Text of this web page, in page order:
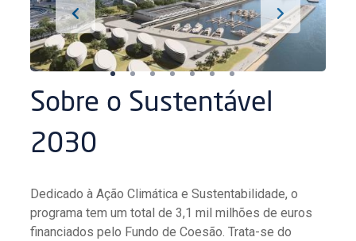
Sobre o Sustentável
2030
Dedicado à Ação Climática e Sustentabilidade, o
programa tem um total de 3,1 mil milhões de euros
financiados pelo Fundo de Coesão. Trata-se do